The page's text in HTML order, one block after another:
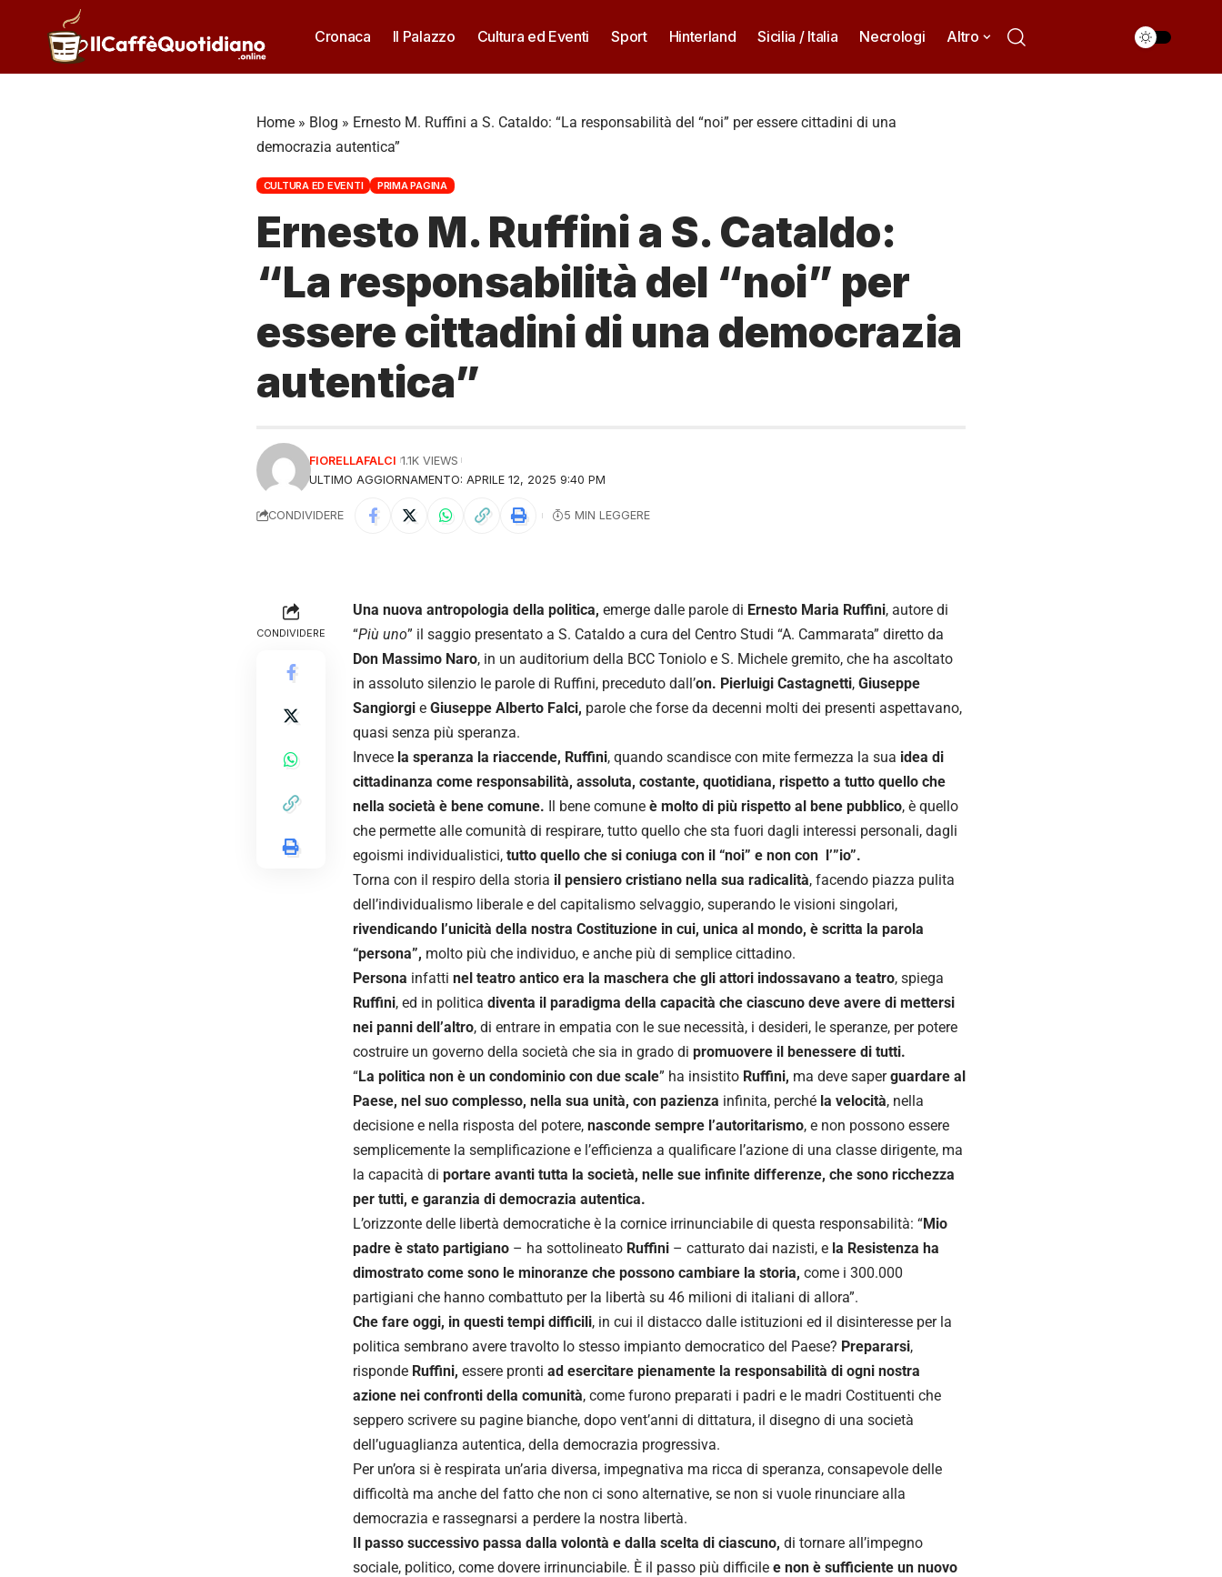
Cronaca Il Palazzo Cultura ed Eventi Sport Hinterland Sicilia / Italia Necrologi Altro
Home » Blog » Ernesto M. Ruffini a S. Cataldo: “La responsabilità del “noi” per essere cittadini di una
democrazia autentica”
CULTURA ED EVENTI PRIMA PAGINA
Ernesto M. Ruffini a S. Cataldo:
“La responsabilità del “noi” per
essere cittadini di una democrazia
autentica”
ULTIMO AGGIORNAMENTO: APRILE 12, 2025 9:40 PM
FIORELLAFALCI 1.1K VIEWS
CONDIVIDERE 5 MIN LEGGERE
CONDIVIDERE
Una nuova antropologia della politica, emerge dalle parole di Ernesto Maria Ruffini, autore di
“Più uno” il saggio presentato a S. Cataldo a cura del Centro Studi “A. Cammarata” diretto da
Don Massimo Naro, in un auditorium della BCC Toniolo e S. Michele gremito, che ha ascoltato
in assoluto silenzio le parole di Ruffini, preceduto dall’on. Pierluigi Castagnetti, Giuseppe
Sangiorgi e Giuseppe Alberto Falci, parole che forse da decenni molti dei presenti aspettavano,
quasi senza più speranza.
Invece la speranza la riaccende, Ruffini, quando scandisce con mite fermezza la sua idea di
cittadinanza come responsabilità, assoluta, costante, quotidiana, rispetto a tutto quello che
nella società è bene comune. Il bene comune è molto di più rispetto al bene pubblico, è quello
che permette alle comunità di respirare, tutto quello che sta fuori dagli interessi personali, dagli
egoismi individualistici, tutto quello che si coniuga con il “noi” e non con l’”io”.
Torna con il respiro della storia il pensiero cristiano nella sua radicalità, facendo piazza pulita
dell’individualismo liberale e del capitalismo selvaggio, superando le visioni singolari,
rivendicando l’unicità della nostra Costituzione in cui, unica al mondo, è scritta la parola
“persona”, molto più che individuo, e anche più di semplice cittadino.
Persona infatti nel teatro antico era la maschera che gli attori indossavano a teatro, spiega
Ruffini, ed in politica diventa il paradigma della capacità che ciascuno deve avere di mettersi
nei panni dell’altro, di entrare in empatia con le sue necessità, i desideri, le speranze, per potere
costruire un governo della società che sia in grado di promuovere il benessere di tutti.
“La politica non è un condominio con due scale” ha insistito Ruffini, ma deve saperguardare al
Paese, nel suo complesso, nella sua unità, con pazienza infinita, perché la velocità, nella
decisione e nella risposta del potere, nasconde sempre l’autoritarismo, e non possono essere
semplicemente la semplificazione e l’efficienza a qualificare l’azione di una classe dirigente, ma
la capacità di portare avanti tutta la società, nelle sue infinite differenze, che sono ricchezza
per tutti, e garanzia di democrazia autentica.
L’orizzonte delle libertà democratiche è la cornice irrinunciabile di questa responsabilità: “Mio
padre è stato partigiano – ha sottolineato Ruffini – catturato dai nazisti, e la Resistenza ha
dimostrato come sono le minoranze che possono cambiare la storia, come i 300.000
partigiani che hanno combattuto per la libertà su 46 milioni di italiani di allora”.
Che fare oggi, in questi tempi difficili, in cui il distacco dalle istituzioni ed il disinteresse per la
politica sembrano avere travolto lo stesso impianto democratico del Paese? Prepararsi,
risponde Ruffini, essere pronti ad esercitare pienamente la responsabilità di ogni nostra
azione nei confronti della comunità, come furono preparati i padri e le madri Costituenti che
seppero scrivere su pagine bianche, dopo vent’anni di dittatura, il disegno di una società
dell’uguaglianza autentica, della democrazia progressiva.
Per un’ora si è respirata un’aria diversa, impegnativa ma ricca di speranza, consapevole delle
difficoltà ma anche del fatto che non ci sono alternative, se non si vuole rinunciare alla
democrazia e rassegnarsi a perdere la nostra libertà.
Il passo successivo passa dalla volontà e dalla scelta di ciascuno, di tornare all’impegno
sociale, politico, come dovere irrinunciabile. È il passo più difficile e non è sufficiente un nuovo